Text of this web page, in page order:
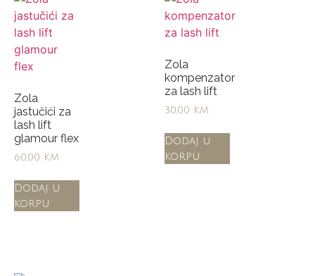
Zola
jastučići za
lash lift
glamour flex
60,00 KM
Dodaj u
korpu
Zola
kompenzator
za lash lift
30,00 KM
Dodaj u
korpu